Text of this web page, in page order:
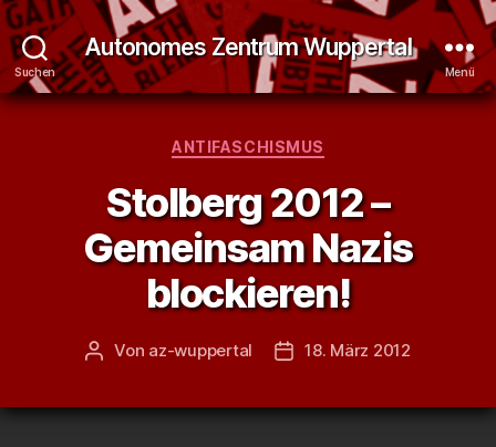
Suchen
Autonomes Zentrum Wuppertal
Menü
Kategorien
ANTIFASCHISMUS
Stolberg 2012 –
Gemeinsam Nazis
blockieren!
Beitragsautor
Von az-wuppertal Veröffentlichungsdatum
18. März 2012